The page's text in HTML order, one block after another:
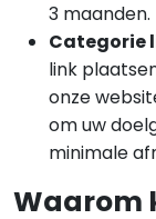
3 maanden.
Categorie
link
onze
om uw
minimale
Waarom